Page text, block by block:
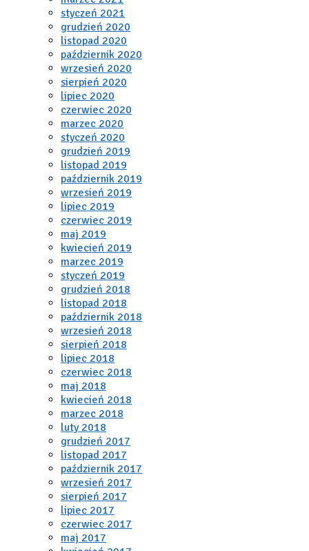
styczeń 2021
grudzień 2020
listopad 2020
październik 2020
wrzesień 2020
sierpień 2020
lipiec 2020
czerwiec 2020
marzec 2020
styczeń 2020
grudzień 2019
listopad 2019
październik 2019
wrzesień 2019
lipiec 2019
czerwiec 2019
maj 2019
kwiecień 2019
marzec 2019
styczeń 2019
grudzień 2018
listopad 2018
październik 2018
wrzesień 2018
sierpień 2018
lipiec 2018
czerwiec 2018
maj 2018
kwiecień 2018
marzec 2018
luty 2018
grudzień 2017
listopad 2017
październik 2017
wrzesień 2017
sierpień 2017
lipiec 2017
czerwiec 2017
maj 2017